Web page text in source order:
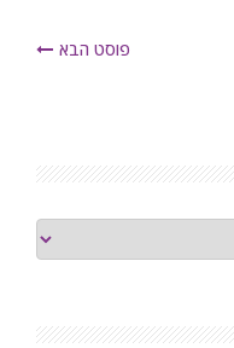
פוסט הבא